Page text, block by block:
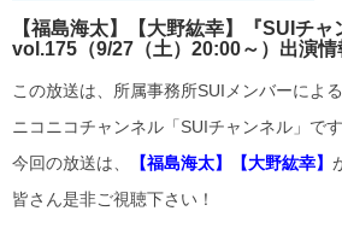
【福島海太】【大野紘幸】『SUIチャ
vol.175（9/27（土）20:00～）出演情
この放送は、所属事務所SUIメンバーによる
ニコニコチャンネル「SUIチャンネル」です
今回の放送は、
【福島海太】【大野紘幸】
皆さん是非ご視聴下さい！